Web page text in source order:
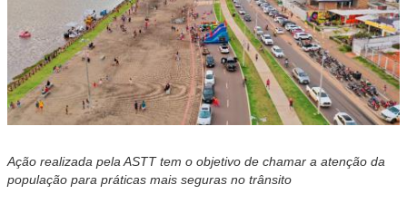
Ação realizada pela ASTT tem o objetivo de chamar a atenção da
população para práticas mais seguras no trânsito